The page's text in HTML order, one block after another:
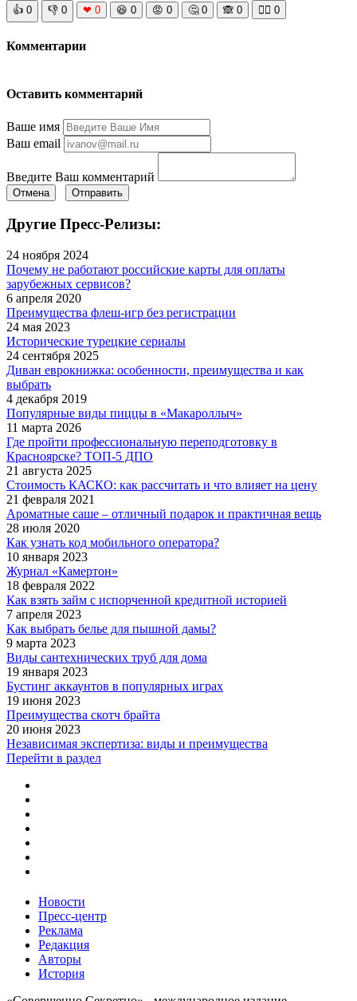
👍 0 👎 0 ❤ 0 😆 0 😡 0 🤔 0 🙈 0 🧘‍♀️ 0
Комментарии
Оставить комментарий
Ваше имя
Ваш email
Введите Ваш комментарий
Отмена Отправить
Другие Пресс-Релизы:
24 ноября 2024
Почему не работают российские карты для оплаты
зарубежных сервисов?
6 апреля 2020
Преимущества флеш-игр без регистрации
24 мая 2023
Исторические турецкие сериалы
24 сентября 2025
Диван еврокнижка: особенности, преимущества и как
выбрать
4 декабря 2019
Популярные виды пиццы в «Макароллыч»
11 марта 2026
Где пройти профессиональную переподготовку в
Красноярске? ТОП-5 ДПО
21 августа 2025
Стоимость КАСКО: как рассчитать и что влияет на цену
21 февраля 2021
Ароматные саше – отличный подарок и практичная вещь
28 июля 2020
Как узнать код мобильного оператора?
10 января 2023
Журнал «Камертон»
18 февраля 2022
Как взять займ с испорченной кредитной историей
7 апреля 2023
Как выбрать белье для пышной дамы?
9 марта 2023
Виды сантехнических труб для дома
19 января 2023
Бустинг аккаунтов в популярных играх
19 июня 2023
Преимущества скотч брайта
20 июня 2023
Независимая экспертиза: виды и преимущества
Перейти в раздел
Новости
Пресс-центр
Реклама
Редакция
Авторы
История